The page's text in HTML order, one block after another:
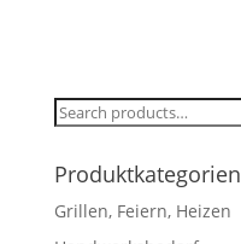
Search
Produktkategorien
Grillen, Feiern, Heizen